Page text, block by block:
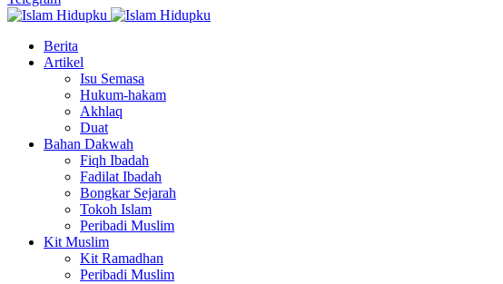
Berita
Artikel
Isu Semasa
Hukum-hakam
Akhlaq
Duat
Bahan Dakwah
Fiqh Ibadah
Fadilat Ibadah
Bongkar Sejarah
Tokoh Islam
Peribadi Muslim
Kit Muslim
Kit Ramadhan
Peribadi Muslim